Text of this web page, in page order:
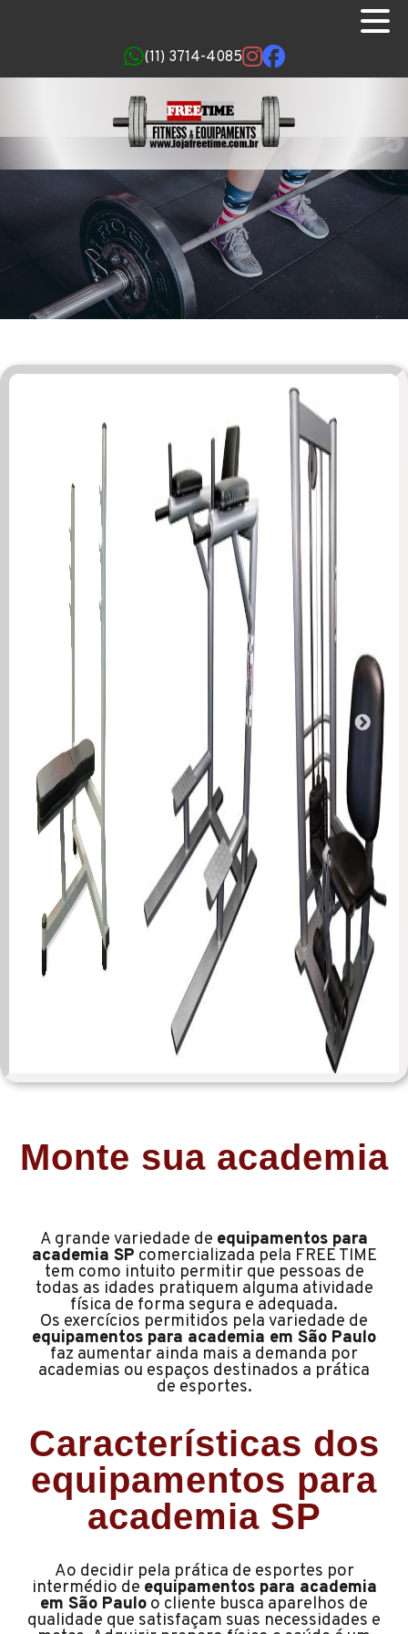
(11) 3714-4085
Monte sua academia
A grande variedade de equipamentos para
academia SP comercializada pela FREE TIME
tem como intuito permitir que pessoas de
todas as idades pratiquem alguma atividade
física de forma segura e adequada.
Os exercícios permitidos pela variedade de
equipamentos para academia em São Paulo
faz aumentar ainda mais a demanda por
academias ou espaços destinados a prática
de esportes.
Características dos
equipamentos para
academia SP
Ao decidir pela prática de esportes por
intermédio de equipamentos para academia
em São Paulo o cliente busca aparelhos de
qualidade que satisfaçam suas necessidades e